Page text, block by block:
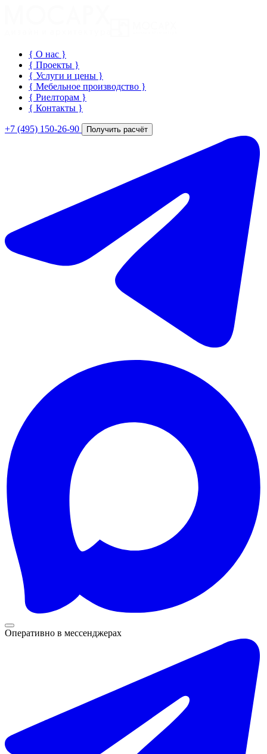
{ О нас }
{ Проекты }
{ Услуги и цены }
{ Мебельное производство }
{ Риелторам }
{ Контакты }
+7 (495) 150-26-90 Получить расчёт
Оперативно в мессенджерах